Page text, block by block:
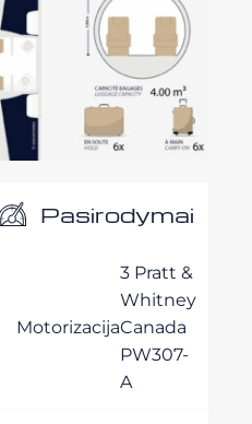
Pasirodymai
Motorizacija
3 Pratt &
Whitney
Canada
PW307-
A